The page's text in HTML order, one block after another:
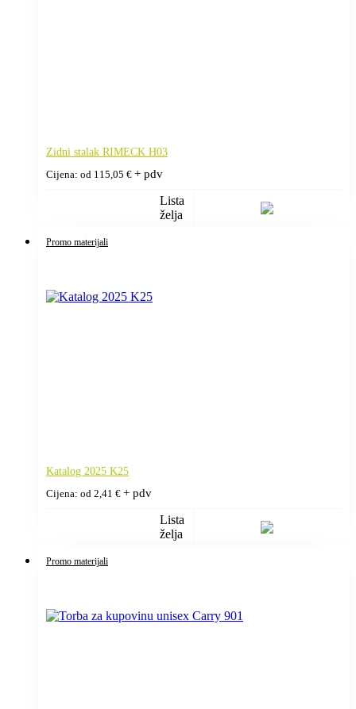
Zidni stalak RIMECK H03
Cijena: od 115,05 € + pdv
Lista
želja
Promo materijali
Katalog 2025 K25
Cijena: od 2,41 € + pdv
Lista
želja
Promo materijali